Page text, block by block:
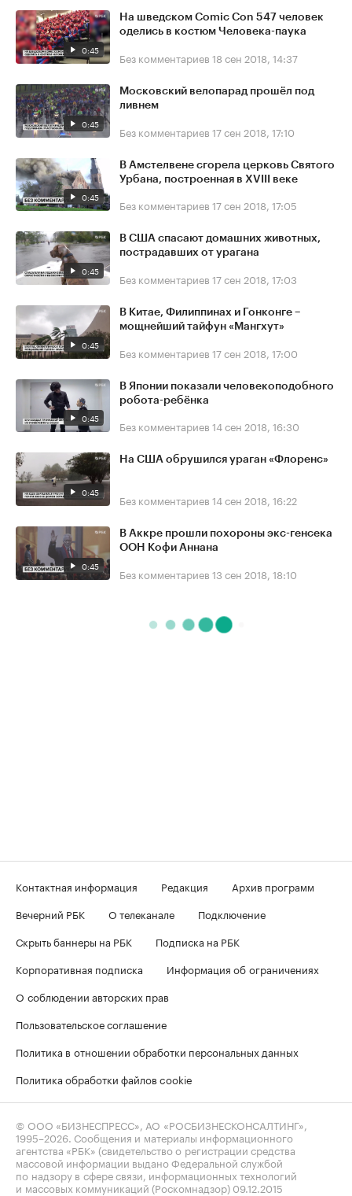
0:45
На шведском Comic Con 547 человек
оделись в костюм Человека-паука
Без комментариев 18 сен 2018, 14:37
0:45
Московский велопарад прошёл под
ливнем
Без комментариев 17 сен 2018, 17:10
0:45
В Амстелвене сгорела церковь Святого
Урбана, построенная в XVIII веке
Без комментариев 17 сен 2018, 17:05
0:45
В США спасают домашних животных,
пострадавших от урагана
Без комментариев 17 сен 2018, 17:03
0:45
В Китае, Филиппинах и Гонконге –
мощнейший тайфун «Мангхут»
Без комментариев 17 сен 2018, 17:00
0:45
В Японии показали человекоподобного
робота-ребёнка
Без комментариев 14 сен 2018, 16:30
0:45
На США обрушился ураган «Флоренс»
Без комментариев 14 сен 2018, 16:22
0:45
В Аккре прошли похороны экс-генсека
ООН Кофи Аннана
Без комментариев 13 сен 2018, 18:10
Контактная информация Редакция
Архив программ
Вечерний РБК
О телеканале
Подключение
Скрыть баннеры на РБК
Подписка на РБК
Корпоративная подписка
Информация об ограничениях
О соблюдении авторских прав
Пользовательское соглашение
Политика в отношении обработки персональных данных
Политика обработки файлов cookie
© ООО «БИЗНЕСПРЕСС», АО «РОСБИЗНЕСКОНСАЛТИНГ»,
1995–2026 . Сообщения и материалы информационного
агентства «РБК» (свидетельство о регистрации средства
массовой информации выдано Федеральной службой
по надзору в сфере связи, информационных технологий
и массовых коммуникаций (Роскомнадзор) 09.12.2015